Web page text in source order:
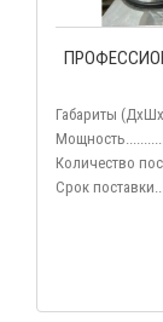
Габариты
Количество
Срок поставки